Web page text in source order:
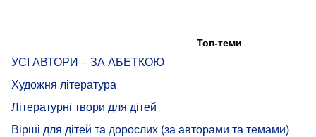
Топ-теми
УСІ АВТОРИ – ЗА АБЕТКОЮ
Художня література
Літературні твори для дітей
Вірші для дітей та дорослих (за авторами та темами)